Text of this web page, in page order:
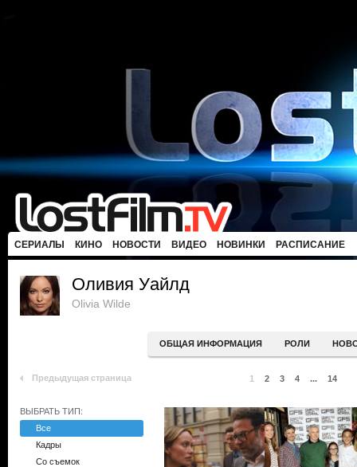
СЕРИАЛЫ КИНО НОВОСТИ ВИДЕО НОВИНКИ РАСПИСАНИЕ
Оливия Уайлд
Olivia Wilde
ОБЩАЯ ИНФОРМАЦИЯ РОЛИ
Предыдущая страница 1 2 3 4 ... 14
ВЫБРАТЬ ТИП:
Все
Кадры
Со съемок